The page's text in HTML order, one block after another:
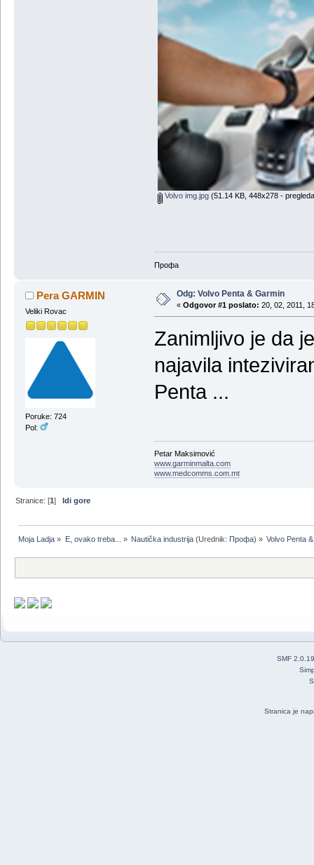
Volvo img.jpg(51.14 KB, 448x278 -
Профа
Pera GARMIN
Veliki Rovac
Poruke: 724
Pol:
Odg: Volvo Penta & Garmin
« Odgovor #1 poslato: 20, 02, 2011,
Zanimljivo je da
najavila
Penta ...
Petar Maksimović
www.garminmalta.com
www.medcomms.com.mt
Stranice: [1] Idi gore
Moja Ladja » E, ovako treba... » Nautička industrija(Urednik: Профа) » Volvo Penta
SMF 2.0.19
Stranica je